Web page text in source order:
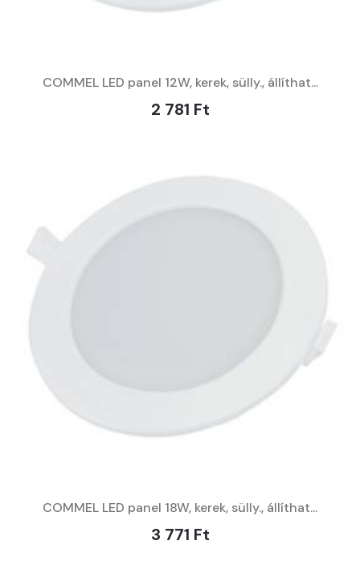
COMMEL LED panel 12W, kerek, sülly., állíthat...
2 781 Ft
COMMEL LED panel 18W, kerek, sülly., állíthat...
3 771 Ft